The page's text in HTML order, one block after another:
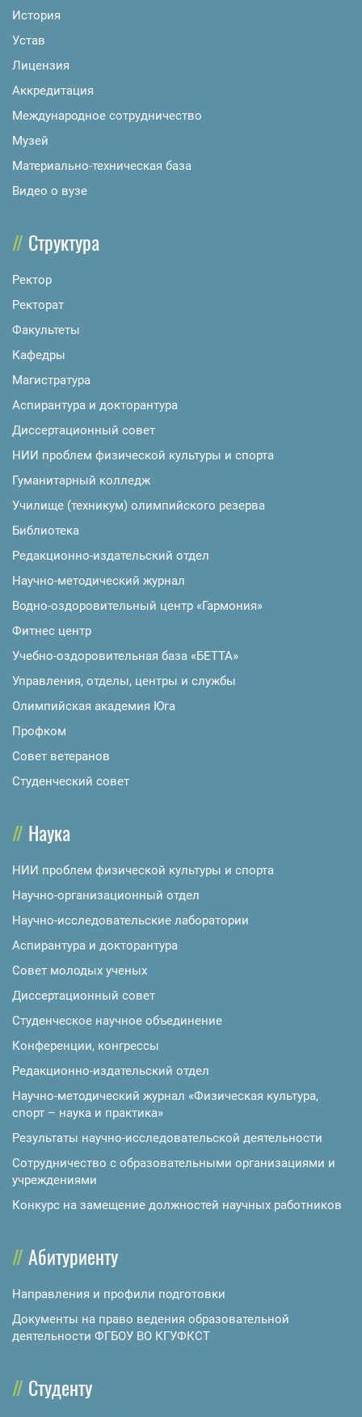
История
Устав
Лицензия
Аккредитация
Международное сотрудничество
Музей
Материально-техническая база
Видео о вузе
Структура
Ректор
Ректорат
Факультеты
Кафедры
Магистратура
Аспирантура и докторантура
Диссертационный совет
НИИ проблем физической культуры и спорта
Гуманитарный колледж
Училище (техникум) олимпийского резерва
Библиотека
Редакционно-издательский отдел
Научно-методический журнал
Водно-оздоровительный центр «Гармония»
Фитнес центр
Учебно-оздоровительная база «БЕТТА»
Управления, отделы, центры и службы
Олимпийская академия Юга
Профком
Совет ветеранов
Студенческий совет
Наука
НИИ проблем физической культуры и спорта
Научно-организационный отдел
Научно-исследовательские лаборатории
Аспирантура и докторантура
Совет молодых ученых
Диссертационный совет
Студенческое научное объединение
Конференции, конгрессы
Редакционно-издательский отдел
Научно-методический журнал «Физическая культура,
спорт – наука и практика»
Результаты научно-исследовательской деятельности
Сотрудничество с образовательными организациями и
учреждениями
Конкурс на замещение должностей научных работников
Абитуриенту
Направления и профили подготовки
Документы на право ведения образовательной
деятельности ФГБОУ ВО КГУФКСТ
Студенту